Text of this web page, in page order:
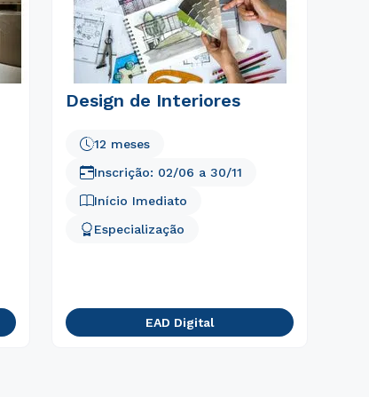
Design de Interiores
Início Imediato
12 meses
Especialização
Inscrição: 02/06 a 30/11
EAD Digital